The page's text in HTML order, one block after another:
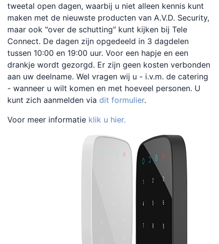
tweetal open dagen, waarbij u niet alleen kennis kunt
maken met de nieuwste producten van A.V.D. Security,
maar ook "over de schutting" kunt kijken bij Tele
Connect. De dagen zijn opgedeeld in 3 dagdelen
tussen 10:00 en 19:00 uur. Voor een hapje en een
drankje wordt gezorgd. Er zijn geen kosten verbonden
aan uw deelname. Wel vragen wij u - i.v.m. de catering
- wanneer u wilt komen en met hoeveel personen. U
kunt zich aanmelden via dit formulier.
Voor meer informatie klik u hier.